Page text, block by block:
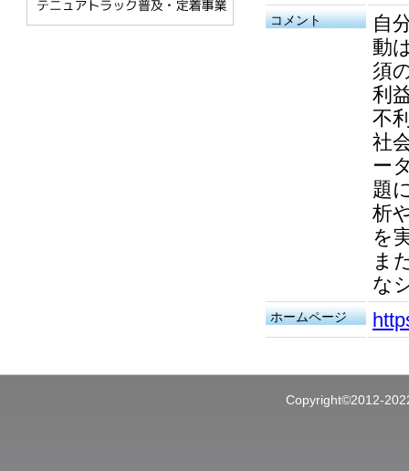
コメント
自
動
須
利
不
社
ー
題
析
を
ま
な
ホームページ
Copyright©2012-